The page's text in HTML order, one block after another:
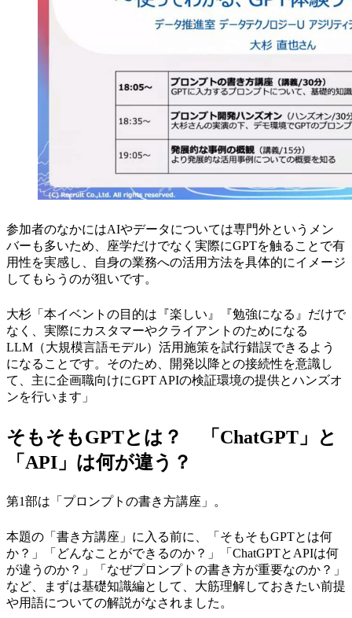
参加者のなかにはAIやデータについては専門外というメン
バーも多いため、座学だけでなく実際にGPTを触ることで有
用性を実感し、自身の業務への活用方法を具体的にイメージ
してもらうのが狙いです。
大杉「本イベントの目的は『楽しい』『勉強になる』だけで
なく、実際にカスタマーやクライアントのためになる
LLM（大規模言語モデル）活用施策を試行錯誤できるよう
になることです。そのため、開発以降との接続性を意識し
て、主に企画職向けにGPT APIの検証環境の提供とハンズオ
ンを行います」
そもそもGPTとは？ 「ChatGPT」と
「API」は何が違う？
第1部は「プロンプトの書き方講座」。
本題の「書き方講座」に入る前に、「そもそもGPTとは何
か？」「どんなことができるのか？」「ChatGPTとAPIは何
が違うのか？」「なぜプロンプトの書き方が重要なのか？」
など、まずは基礎知識編として、大筋理解しておきたい前提
や用語についての解説がなされました。